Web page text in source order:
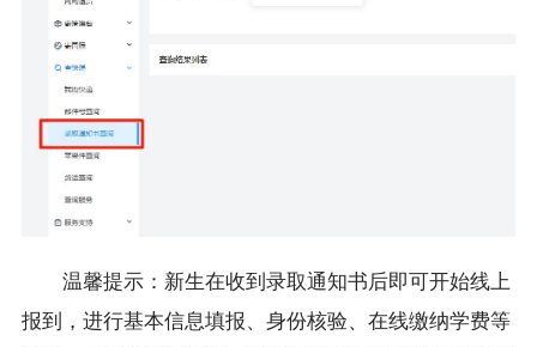
温馨提示：新生在收到录取通知书后即可开始线上
报到，进行基本信息填报、身份核验、在线缴纳学费等